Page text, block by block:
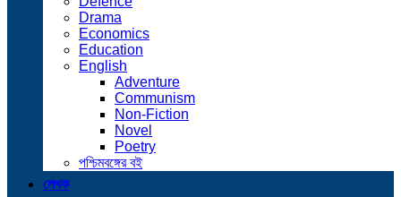
Drama
Economics
Education
English
Adventure
Communism
Non-Fiction
Novel
Poetry
পশ্চিমবঙ্গের বই
লেখক